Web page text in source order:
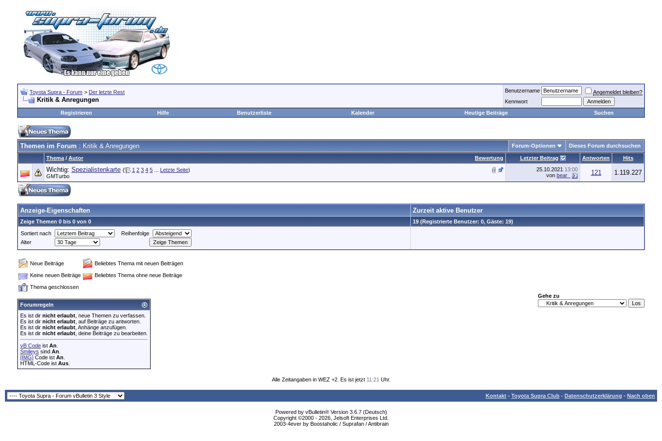
Toyota Supra - Forum > Der letzte Rest
Kritik & Anregungen
Benutzername
Angemeldet bleiben?
Kennwort
Registrieren
Hilfe Benutzerliste Kalender Heutige Beiträge Suchen
Themen im Forum : Kritik & Anregungen Forum-Optionen Dieses Forum durchsuchen
Bewertung
Thema / Autor Letzter Beitrag Antworten Hits
Wichtig: Spezialistenkarte ( 1 2 3 4 5 Letzte Seite)
GMTurbo
25.10.2021 13:00
von bear_ 121 1.119.227
Anzeige-Eigenschaften Zurzeit aktive Benutzer
Zeige Themen 0 bis 0 von 0
19 (Registrierte Benutzer: 0, Gäste: 19)
Sortiert nach
Reihenfolge
Alter
Neue Beiträge
Beliebtes Thema mit neuen Beiträgen
Keine neuen Beiträge
Beliebtes Thema ohne neue Beiträge
Thema geschlossen
Forumregeln
Es ist dir nicht erlaubt , neue Themen zu verfassen.
Es ist dir nicht erlaubt , auf Beiträge zu antworten.
Es ist dir nicht erlaubt , Anhänge anzufügen.
Es ist dir nicht erlaubt , deine Beiträge zu bearbeiten.
vB Code ist An
Smileys sind An
[IMG] Code ist An
HTML-Code ist Aus
Gehe zu
Alle Zeitangaben in WEZ +2. Es ist jetzt 11:21 Uhr.
Kontakt - Toyota Supra Club - Datenschutzerklärung - Nach oben
Powered by vBulletin® Version 3.6.7 (Deutsch)
Copyright ©2000 - 2026, Jelsoft Enterprises Ltd.
2003-4ever by Boostaholic / Suprafan / Antibrain